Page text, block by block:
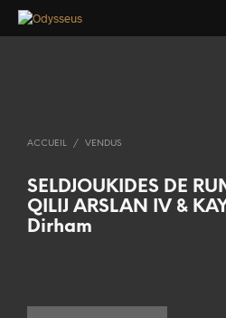
ACCUEIL / VENDUS
SELDJOUKIDES DE
QILIJ ARSLAN IV &
Dirham